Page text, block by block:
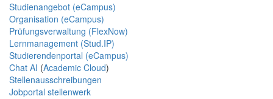
Studienangebot (eCampus)
Organisation (eCampus)
Prüfungsverwaltung (FlexNow)
Lernmanagement (Stud.IP)
Studierendenportal (eCampus)
Chat AI (Academic Cloud)
Stellenausschreibungen
Jobportal stellenwerk